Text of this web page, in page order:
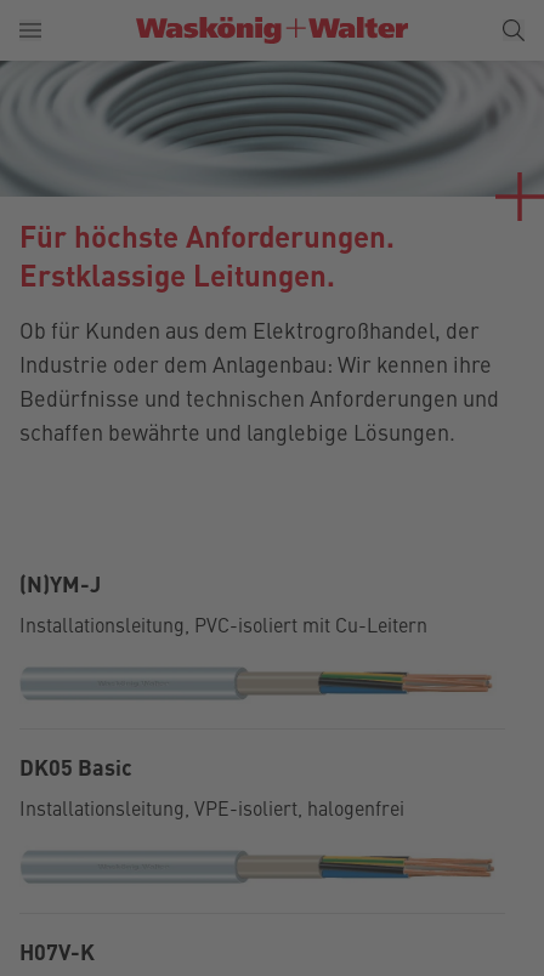
Für höchste Anforderungen.
Erstklassige Leitungen.
Ob für Kunden aus dem Elektrogroßhandel, der
Industrie oder dem Anlagenbau: Wir kennen ihre
Bedürfnisse und technischen Anforderungen und
schaffen bewährte und langlebige Lösungen.
(N)YM-J
Installationsleitung, PVC-isoliert mit Cu-Leitern
DK05 Basic
Installationsleitung, VPE-isoliert, halogenfrei
H07V-K